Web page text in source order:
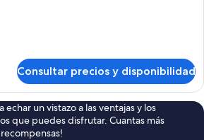
Consultar precios y disponibilidad
echar un vistazo a las ventajas y los
que puedes disfrutar. Cuantas más